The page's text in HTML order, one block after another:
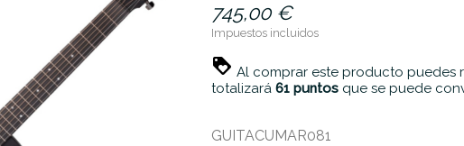
745,00 €
Impuestos incluidos
Al comprar este producto puedes
totalizará 61 puntos que se puede
GUITACUMAR081